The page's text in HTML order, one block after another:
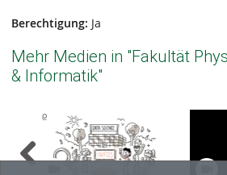
Berechtigung: Ja
Mehr Medien in "Fakultät
& Informatik"